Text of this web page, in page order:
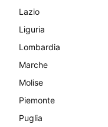
Lazio
Liguria
Lombardia
Marche
Molise
Piemonte
Puglia